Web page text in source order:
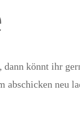
könnt ihr
abschicken neu